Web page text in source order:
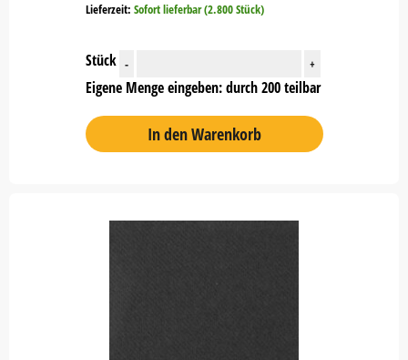
Lieferzeit: Sofort lieferbar (2.800 Stück)
Stück - +
Eigene Menge eingeben: durch 200 teilbar
In den Warenkorb